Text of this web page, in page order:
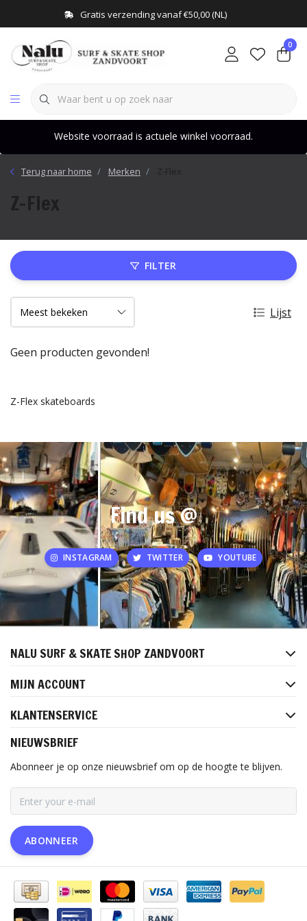
Gratis verzending vanaf €50,00 (NL)
0
Website voorraad is actuele winkel voorraad.
Terug naar home Merken Z-Flex
Z-Flex
FILTER
Lijst
Geen producten gevonden!
Z-Flex skateboards
Find us @
INSTAGRAM TWITTER YOUTUBE
NALU SURF & SKATE SHOP ZANDVOORT
MIJN ACCOUNT
KLANTENSERVICE
NIEUWSBRIEF
Abonneer je op onze nieuwsbrief om op de hoogte te blijven.
ABONNEER